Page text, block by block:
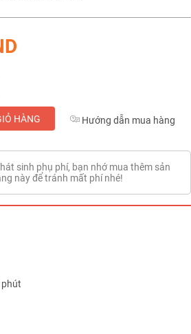
HÀNG Hướng dẫn mua hàng
sinh phụ phí, bạn nhớ mua thêm sản
này để tránh mất phí nhé!
phút